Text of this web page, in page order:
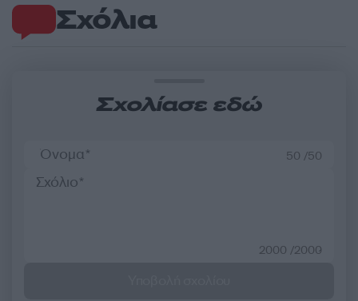
Σχόλια
Σχολίασε εδώ
50 /50
2000 /2000